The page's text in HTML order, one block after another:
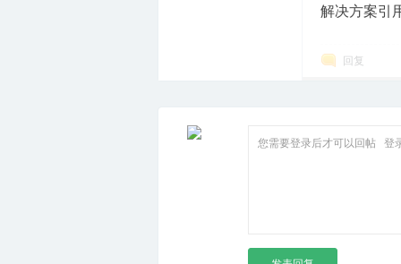
解决方案引
回复
您需要登录后才可以回帖 登